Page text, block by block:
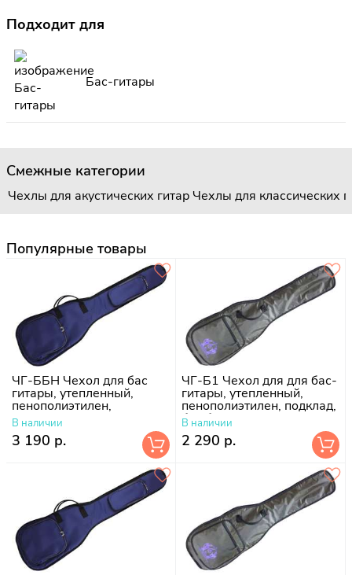
Подходит для
Бас-гитары
Смежные категории
Чехлы для акустических гитар Чехлы для классических
Популярные товары
ЧГ-ББН Чехол для бас
гитары, утепленный,
пенополиэтилен,
поролон-10 мм, подклад
болонь
В наличии
3 190 р.
ЧГ-Б1 Чехол для для бас-
гитары, утепленный,
пенополиэтилен, подклад,
без борта
В наличии
2 290 р.